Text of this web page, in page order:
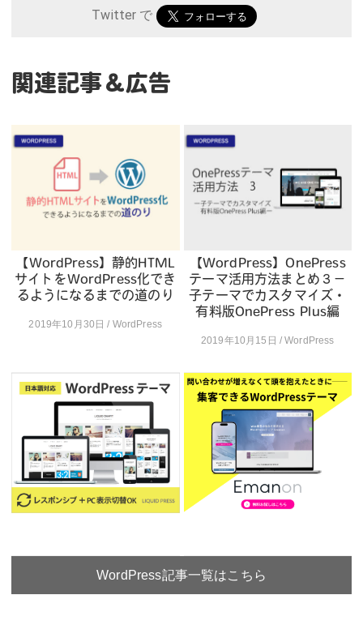
Twitter で
関連記事＆広告
【WordPress】静的HTML
サイトをWordPress化でき
るようになるまでの道のり
2019年10月30日 / WordPress
【WordPress】OnePress
テーマ活用方法まとめ３－
子テーマでカスタマイズ・
有料版OnePress Plus編
2019年10月15日 / WordPress
WordPress記事一覧はこちら